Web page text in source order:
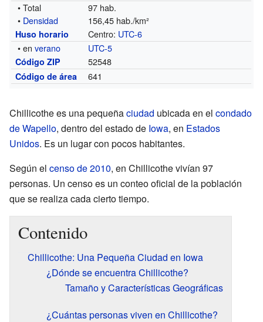
• Total
97 hab.
• Densidad 156,45 hab./km²
Huso horario Centro: UTC-6
• enverano UTC-5
Código ZIP 52548
Código de área 641
Chillicothe es una pequeñaciudad ubicada en el condado
de Wapello, dentro del estado de Iowa, en Estados
Unidos. Es un lugar con pocos habitantes.
Según el censo de 2010, en Chillicothe vivían 97
personas. Un censo es un conteo oficial de la población
que se realiza cada cierto tiempo.
Contenido
Chillicothe: Una Pequeña Ciudad en Iowa
¿Dónde se encuentra Chillicothe?
Tamaño y Características Geográficas
¿Cuántas personas viven en Chillicothe?